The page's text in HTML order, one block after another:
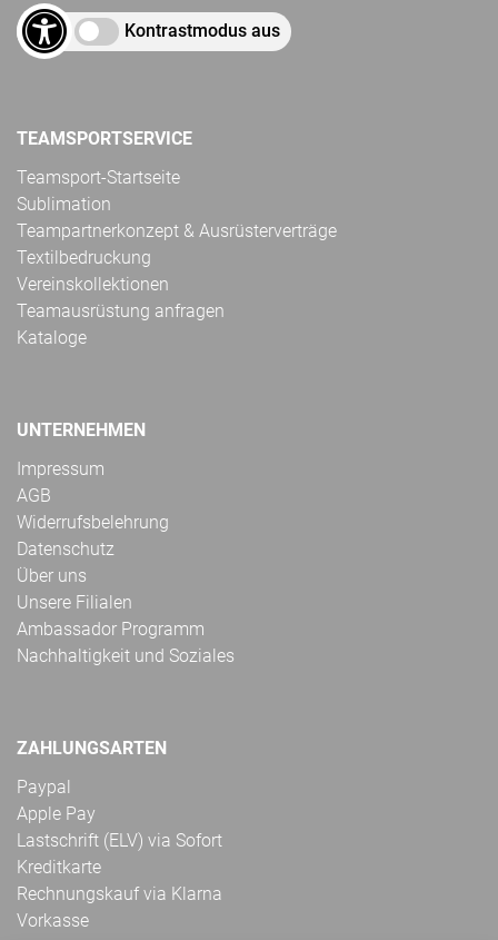
Kontrastmodus aus
TEAMSPORTSERVICE
Teamsport-Startseite
Sublimation
Teampartnerkonzept & Ausrüsterverträge
Textilbedruckung
Vereinskollektionen
Teamausrüstung anfragen
Kataloge
UNTERNEHMEN
Impressum
AGB
Widerrufsbelehrung
Datenschutz
Über uns
Unsere Filialen
Ambassador Programm
Nachhaltigkeit und Soziales
ZAHLUNGSARTEN
Paypal
Apple Pay
Lastschrift (ELV) via Sofort
Kreditkarte
Rechnungskauf via Klarna
Vorkasse